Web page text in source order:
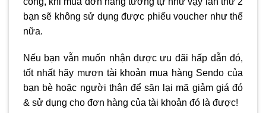
bạn sẽ không sử dụng được phiếu voucher như thế
nữa.
Nếu bạn vẫn muốn nhận được ưu đãi hấp dẫn đó,
tốt nhất hãy mượn tài khoản mua hàng Sendo của
bạn bè hoặc người thân để săn lại mã giảm giá đó
& sử dụng cho đơn hàng của tài khoản đó là được!